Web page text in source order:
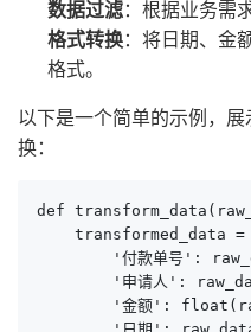
数据过滤：根据业务需
格式转换：将日期、金
格式。
以下是一个简单的示例，
换：
def
transformed_data =
'付款单号':
'申请人':
'金额':